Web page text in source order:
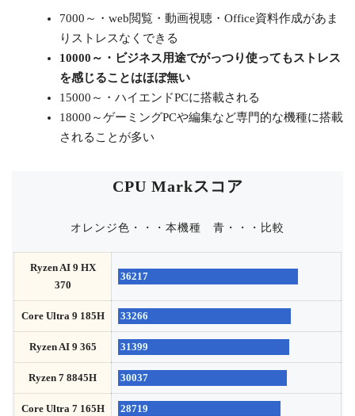
7000～・web閲覧・動画視聴・Office資料作成があま
りストレスなくできる
10000～・ビジネス用途でがっつり使ってもストレス
を感じることはほぼ無い
15000～・ハイエンドPCに搭載される
18000～ゲーミングPCや編集など専門的な機種に搭載
されることが多い
CPU Markスコア
オレンジ色・・・本機種 青・・・比較
Ryzen AI 9 HX
370
36217
Core Ultra 9 185H 33266
Ryzen AI 9 365 31399
Ryzen 7 8845H 30037
Core Ultra 7 165H 28719